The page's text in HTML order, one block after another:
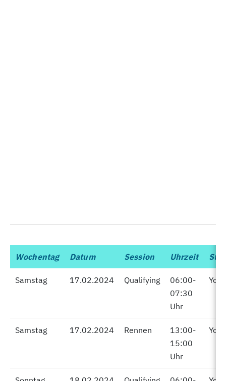
Wochentag Datum Session Uhrzeit
Samstag 17.02.2024 Qualifying
06:00-
07:30
Uhr
Samstag 17.02.2024 Rennen
13:00-
15:00
Uhr
Wochentag
Samstag
Samstag